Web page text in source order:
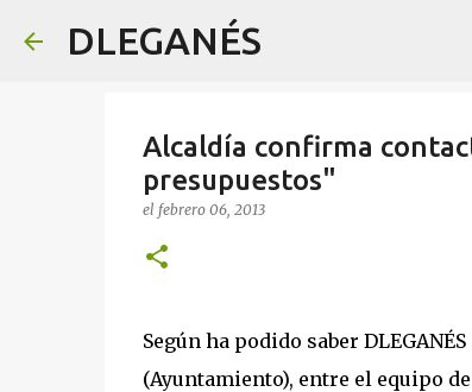
DLEGANÉS
Alcaldía confirma
presupuestos"
el febrero 06, 2013
Según ha podido saber
(Ayuntamiento), entre el equipo